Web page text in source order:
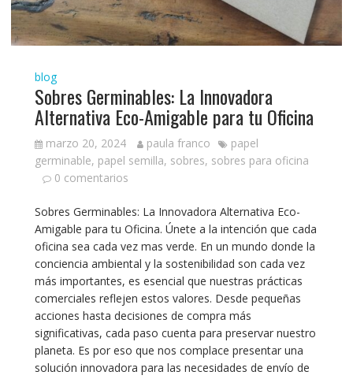
blog
Sobres Germinables: La Innovadora
Alternativa Eco-Amigable para tu Oficina
marzo 20, 2024 paula franco
papel
germinable, papel semilla, sobres, sobres para oficina
0 comentarios
Sobres Germinables: La Innovadora Alternativa Eco-
Amigable para tu Oficina. Únete a la intención que cada
oficina sea cada vez mas verde. En un mundo donde la
conciencia ambiental y la sostenibilidad son cada vez
más importantes, es esencial que nuestras prácticas
comerciales reflejen estos valores. Desde pequeñas
acciones hasta decisiones de compra más
significativas, cada paso cuenta para preservar nuestro
planeta. Es por eso que nos complace presentar una
solución innovadora para las necesidades de envío de